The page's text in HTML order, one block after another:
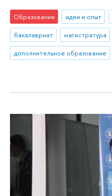
Образование идеи и опыт
бакалавриат
магистратура
дополнительное образование